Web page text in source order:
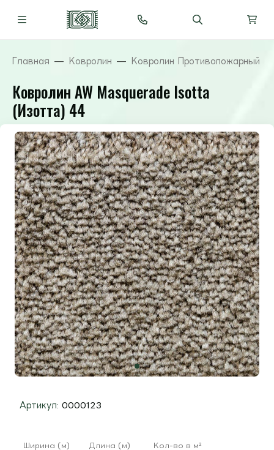
Главная Ковролин Ковролин Противопожарный (
Ковролин AW Masquerade Isotta
(Изотта) 44
Артикул: 0000123
Ширина (м) Длина (м) Кол-во в м²